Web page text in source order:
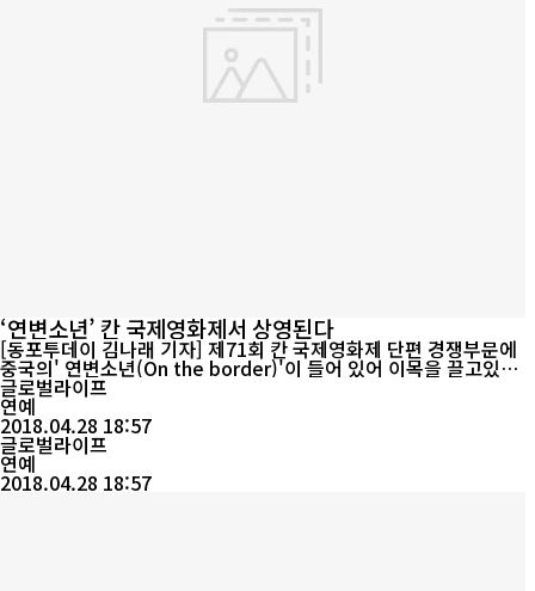
‘연변소년’ 칸 국제영화제서 상영된다
[동포투데이 김나래 기자] 제71회 칸 국제영화제 단편 경쟁부문에
중국의' 연변소년(On the border)'이 들어 있어 이목을 끌고있다.
'연변소년'은 위서균(魏书钧)감독의 작품으로 기타 7부의 작품과 함
께 단편경쟁부문 금종려상을 다투게 된다. '연변소년' 편집자는 북경
영화학원 영화학학과 2009급 본과졸업생 진시공이다. 그는 현재 미
국 뉴욕대학에서 석사과정을 밟고 있다. 영화제 공식사이트에 따르
면 올해 영화제 ...
글로벌라이프
연예
2018.04.28 18:57
글로벌라이프
연예
2018.04.28 18:57